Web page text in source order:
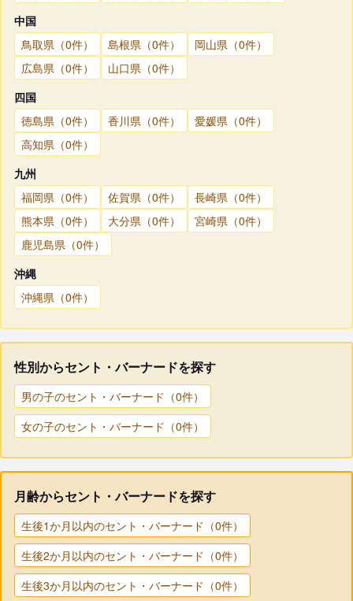
中国
鳥取県（0件）
島根県（0件）
岡山県（0件）
広島県（0件）
山口県（0件）
四国
徳島県（0件）
香川県（0件）
愛媛県（0件）
高知県（0件）
九州
福岡県（0件）
佐賀県（0件）
長崎県（0件）
熊本県（0件）
大分県（0件）
宮崎県（0件）
鹿児島県（0件）
沖縄
沖縄県（0件）
性別からセント・バーナードを探す
男の子のセント・バーナード（0件）
女の子のセント・バーナード（0件）
月齢からセント・バーナードを探す
生後1か月以内のセント・バーナード（0件）
生後2か月以内のセント・バーナード（0件）
生後3か月以内のセント・バーナード（0件）